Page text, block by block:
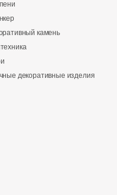
3D дизайн
камень
декоративные изделия